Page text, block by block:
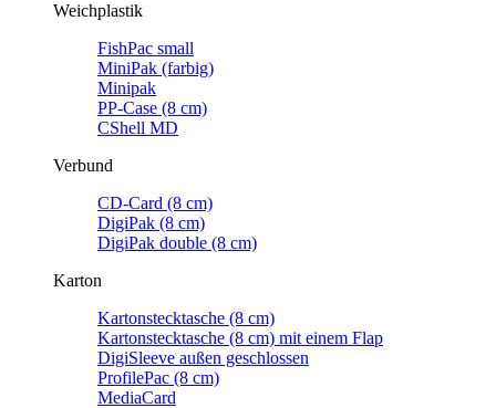
Weichplastik
FishPac small
MiniPak (farbig)
Minipak
PP-Case (8 cm)
CShell MD
Verbund
CD-Card (8 cm)
DigiPak (8 cm)
DigiPak double (8 cm)
Karton
Kartonstecktasche (8 cm)
Kartonstecktasche (8 cm) mit einem Flap
DigiSleeve außen geschlossen
ProfilePac (8 cm)
MediaCard